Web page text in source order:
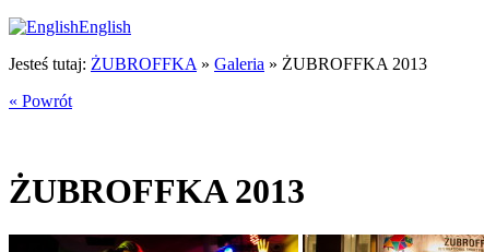
English
Jesteś tutaj: ŻUBROFFKA » Galeria » ŻUBROFFKA 2013
« Powrót
ŻUBROFFKA 2013